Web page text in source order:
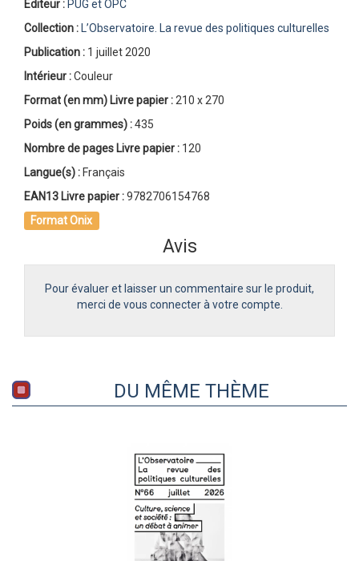
Éditeur : PUG et OPC
Collection : L’Observatoire. La revue des politiques culturelles
Publication : 1 juillet 2020
Intérieur :Couleur
Format (en mm) Livre papier : 210 x 270
Poids (en grammes) :435
Nombre de pages Livre papier : 120
Langue(s) : Français
EAN13 Livre papier :9782706154768
Format Onix
Avis
Pour évaluer et laisser un commentaire sur le produit,
merci de vous connecter à votre compte.
DU MÊME THÈME